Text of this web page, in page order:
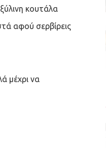
κουτάλα
αφού σερβίρεις
μέχρι να